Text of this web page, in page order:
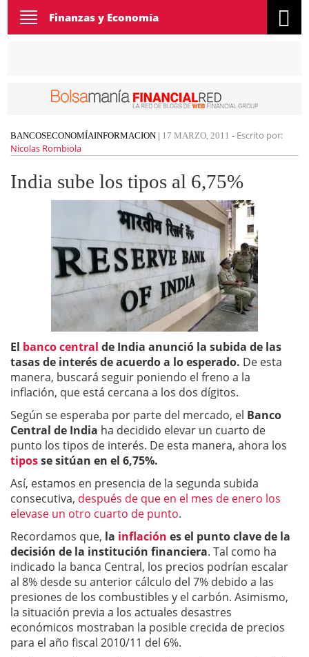
Toggle
navigation
Finanzas y Economía
BANCOSECONOMÍAINFORMACION | 17 MARZO, 2011 - Escrito por:
Nicolas Rombiola
India sube los tipos al 6,75%
El banco central de India anunció la subida de las
tasas de interés de acuerdo a lo esperado. De esta
manera, buscará seguir poniendo el freno a la
inflación, que está cercana a los dos dígitos.
Según se esperaba por parte del mercado, el Banco
Central de India ha decidido elevar un cuarto de
punto los tipos de interés. De esta manera, ahora los
tiposse sitúan en el 6,75%.
Así, estamos en presencia de la segunda subida
consecutiva, después de que en el mes de enero los
elevase un otro cuarto de punto.
Recordamos que, la inflación es el punto clave de la
decisión de la institución financiera. Tal como ha
indicado la banca Central, los precios podrían escalar
al 8% desde su anterior cálculo del 7% debido a las
presiones de los combustibles y el carbón. Asimismo,
la situación previa a los actuales desastres
económicos mostraban la posible crecida de precios
para el año fiscal 2010/11 del 6%.